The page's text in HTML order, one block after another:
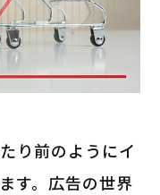
り前のようにイ
す。広告の世界